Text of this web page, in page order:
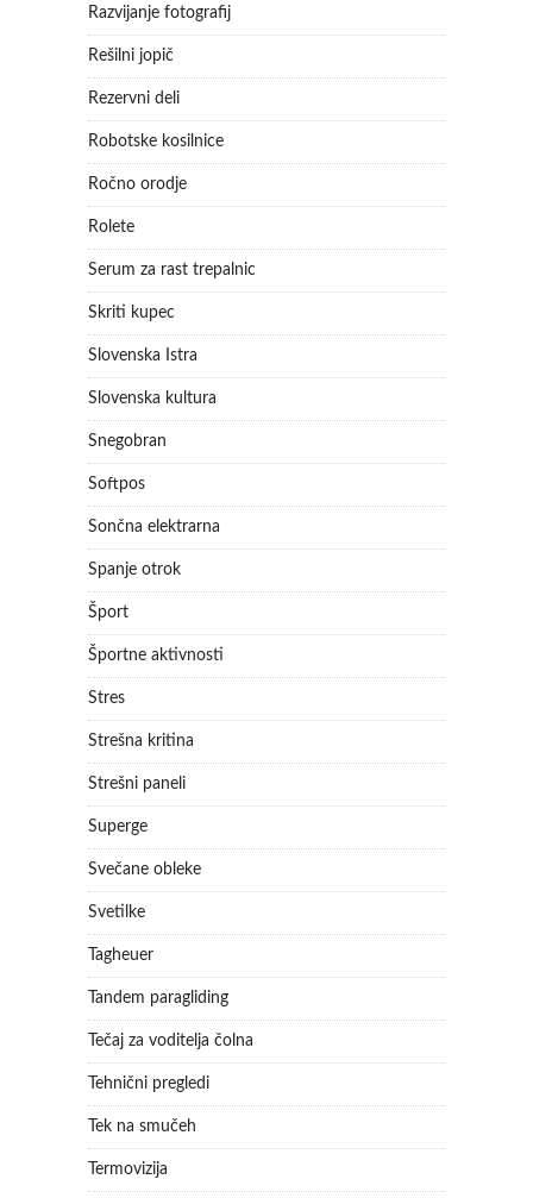
Razvijanje fotografij
Rešilni jopič
Rezervni deli
Robotske kosilnice
Ročno orodje
Rolete
Serum za rast trepalnic
Skriti kupec
Slovenska Istra
Slovenska kultura
Snegobran
Softpos
Sončna elektrarna
Spanje otrok
Šport
Športne aktivnosti
Stres
Strešna kritina
Strešni paneli
Superge
Svečane obleke
Svetilke
Tagheuer
Tandem paragliding
Tečaj za voditelja čolna
Tehnični pregledi
Tek na smučeh
Termovizija